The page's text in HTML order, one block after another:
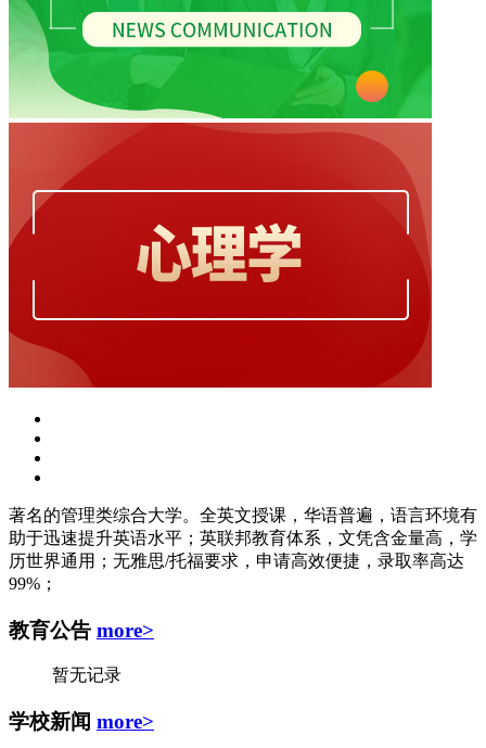
著名的管理类综合大学。全英文授课，华语普遍，语言环境有
助于迅速提升英语水平；英联邦教育体系，文凭含金量高，学
历世界通用；无雅思/托福要求，申请高效便捷，录取率高达
99%；
教育公告 more>
暂无记录
学校新闻 more>